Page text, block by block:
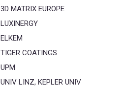
3D MATRIX EUROPE
LUXINERGY
ELKEM
TIGER COATINGS
UPM
UNIV LINZ, KEPLER UNIV